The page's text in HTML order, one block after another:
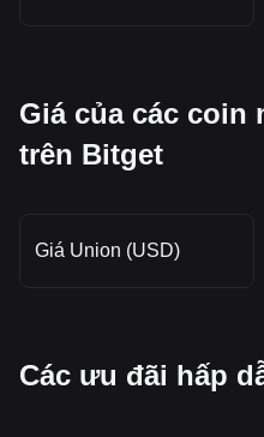
Giá của các
trên Bitget
Giá Union (USD)
Các ưu đãi hấp